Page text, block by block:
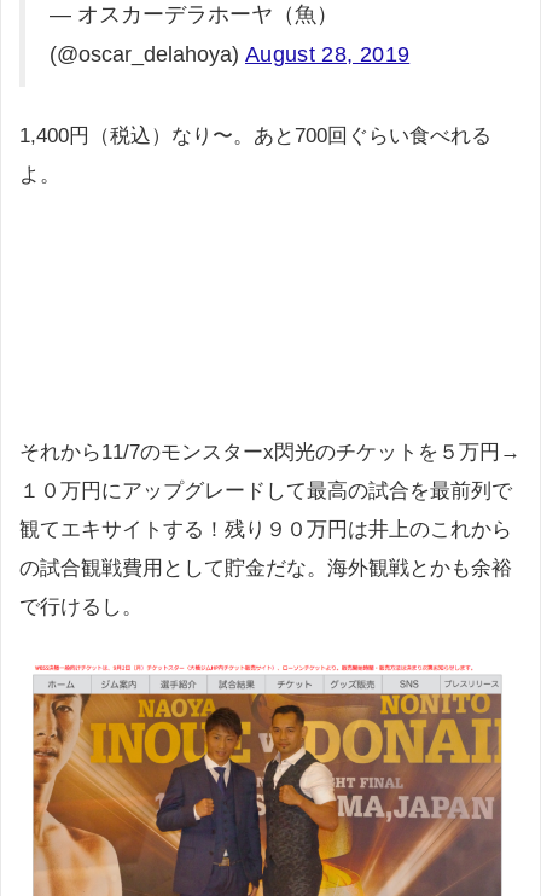
— オスカーデラホーヤ（魚）
(@oscar_delahoya) August 28, 2019
1,400円（税込）なり〜。あと700回ぐらい食べれる
よ。
それから11/7のモンスターx閃光のチケットを５万円→
１０万円にアップグレードして最高の試合を最前列で
観てエキサイトする！残り９０万円は井上のこれから
の試合観戦費用として貯金だな。海外観戦とかも余裕
で行けるし。